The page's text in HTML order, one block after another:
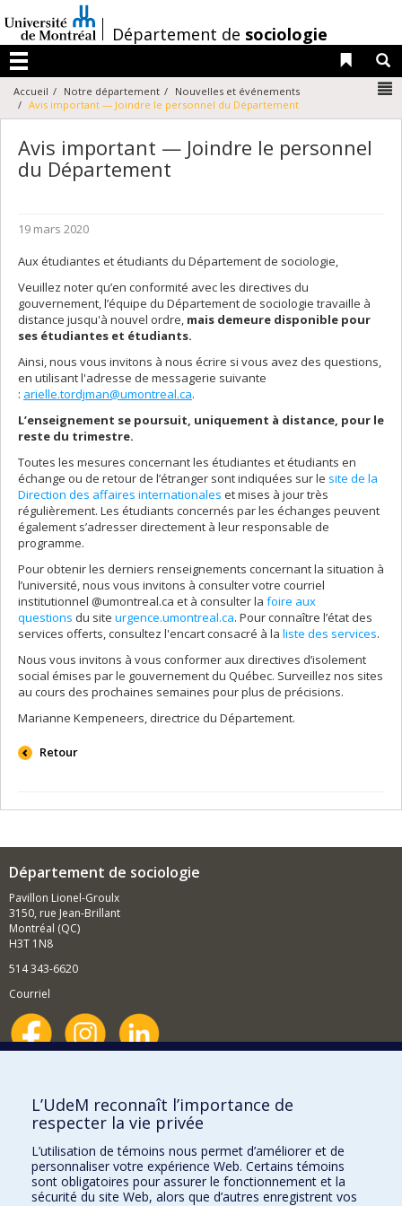
au
contenu
/Département de sociologie
Menu
Liens
Accueil Notre département
Nouvelles et événements
Avis important — Joindre le personnel du Département
Avis important — Joindre le personnel
du Département
19 mars 2020
Aux étudiantes et étudiants du Département de sociologie,
Veuillez noter qu’en conformité avec les directives du
gouvernement, l’équipe du Département de sociologie travaille à
distance jusqu'à nouvel ordre, mais demeure disponible pour
ses étudiantes et étudiants.
Ainsi, nous vous invitons à nous écrire si vous avez des questions,
en utilisant l'adresse de messagerie suivante
: arielle.tordjman@umontreal.ca.
L’enseignement se poursuit, uniquement à distance, pour le
reste du trimestre.
Toutes les mesures concernant les étudiantes et étudiants en
échange ou de retour de l’étranger sont indiquées sur le site de la
Direction des affaires internationales et mises à jour très
régulièrement. Les étudiants concernés par les échanges peuvent
également s’adresser directement à leur responsable de
programme.
Pour obtenir les derniers renseignements concernant la situation à
l’université, nous vous invitons à consulter votre courriel
institutionnel @umontreal.ca et à consulter la foire aux
questions du site urgence.umontreal.ca. Pour connaître l’état des
services offerts, consultez l'encart consacré à la liste des services.
Nous vous invitons à vous conformer aux directives d’isolement
social émises par le gouvernement du Québec. Surveillez nos sites
au cours des prochaines semaines pour plus de précisions.
Marianne Kempeneers, directrice du Département.
Retour
Département de sociologie
Pavillon Lionel-Groulx
3150, rue Jean-Brillant
Montréal (QC)
H3T 1N8
514 343-6620
Courriel
Comment soutenir le Département?
BESOIN D'AIDE?
Plan du site
Signaler une erreur
Accessibilité
L’UdeM reconnaît l’importance de
respecter la vie privée
L’utilisation de témoins nous permet d’améliorer et de
personnaliser votre expérience Web. Certains témoins
sont obligatoires pour assurer le fonctionnement et la
sécurité du site Web, alors que d’autres enregistrent vos